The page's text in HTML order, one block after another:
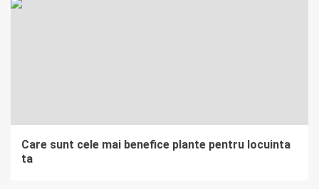
Care sunt cele mai benefice plante pentru locuinta
ta